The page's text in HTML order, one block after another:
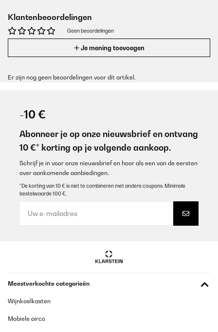
Klantenbeoordelingen
Geen beoordelingen
Je mening toevoegen
Er zijn nog geen beoordelingen voor dit artikel.
-10 €
Abonneer je op onze nieuwsbrief en ontvang
10 €* korting op je volgende aankoop.
Schrijf je in voor onze nieuwsbrief en hoor als een van de eersten
over aankomende aanbiedingen.
*De korting van 10 € is niet te combineren met andere coupons. Minimale
bestelwaarde 100 €.
Meestverkochte categorieën
Wijnkoelkasten
Mobiele airco